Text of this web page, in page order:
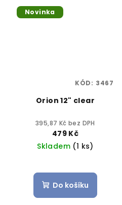
Novinka
Orion 12" clear
395,87 Kč bez DPH
479 Kč
Skladem (1 ks)
Do košíku
KÓD: 3467